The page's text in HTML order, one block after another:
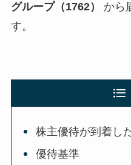
グループ（1762）
から
す。
株主優待が到着し
優待基準